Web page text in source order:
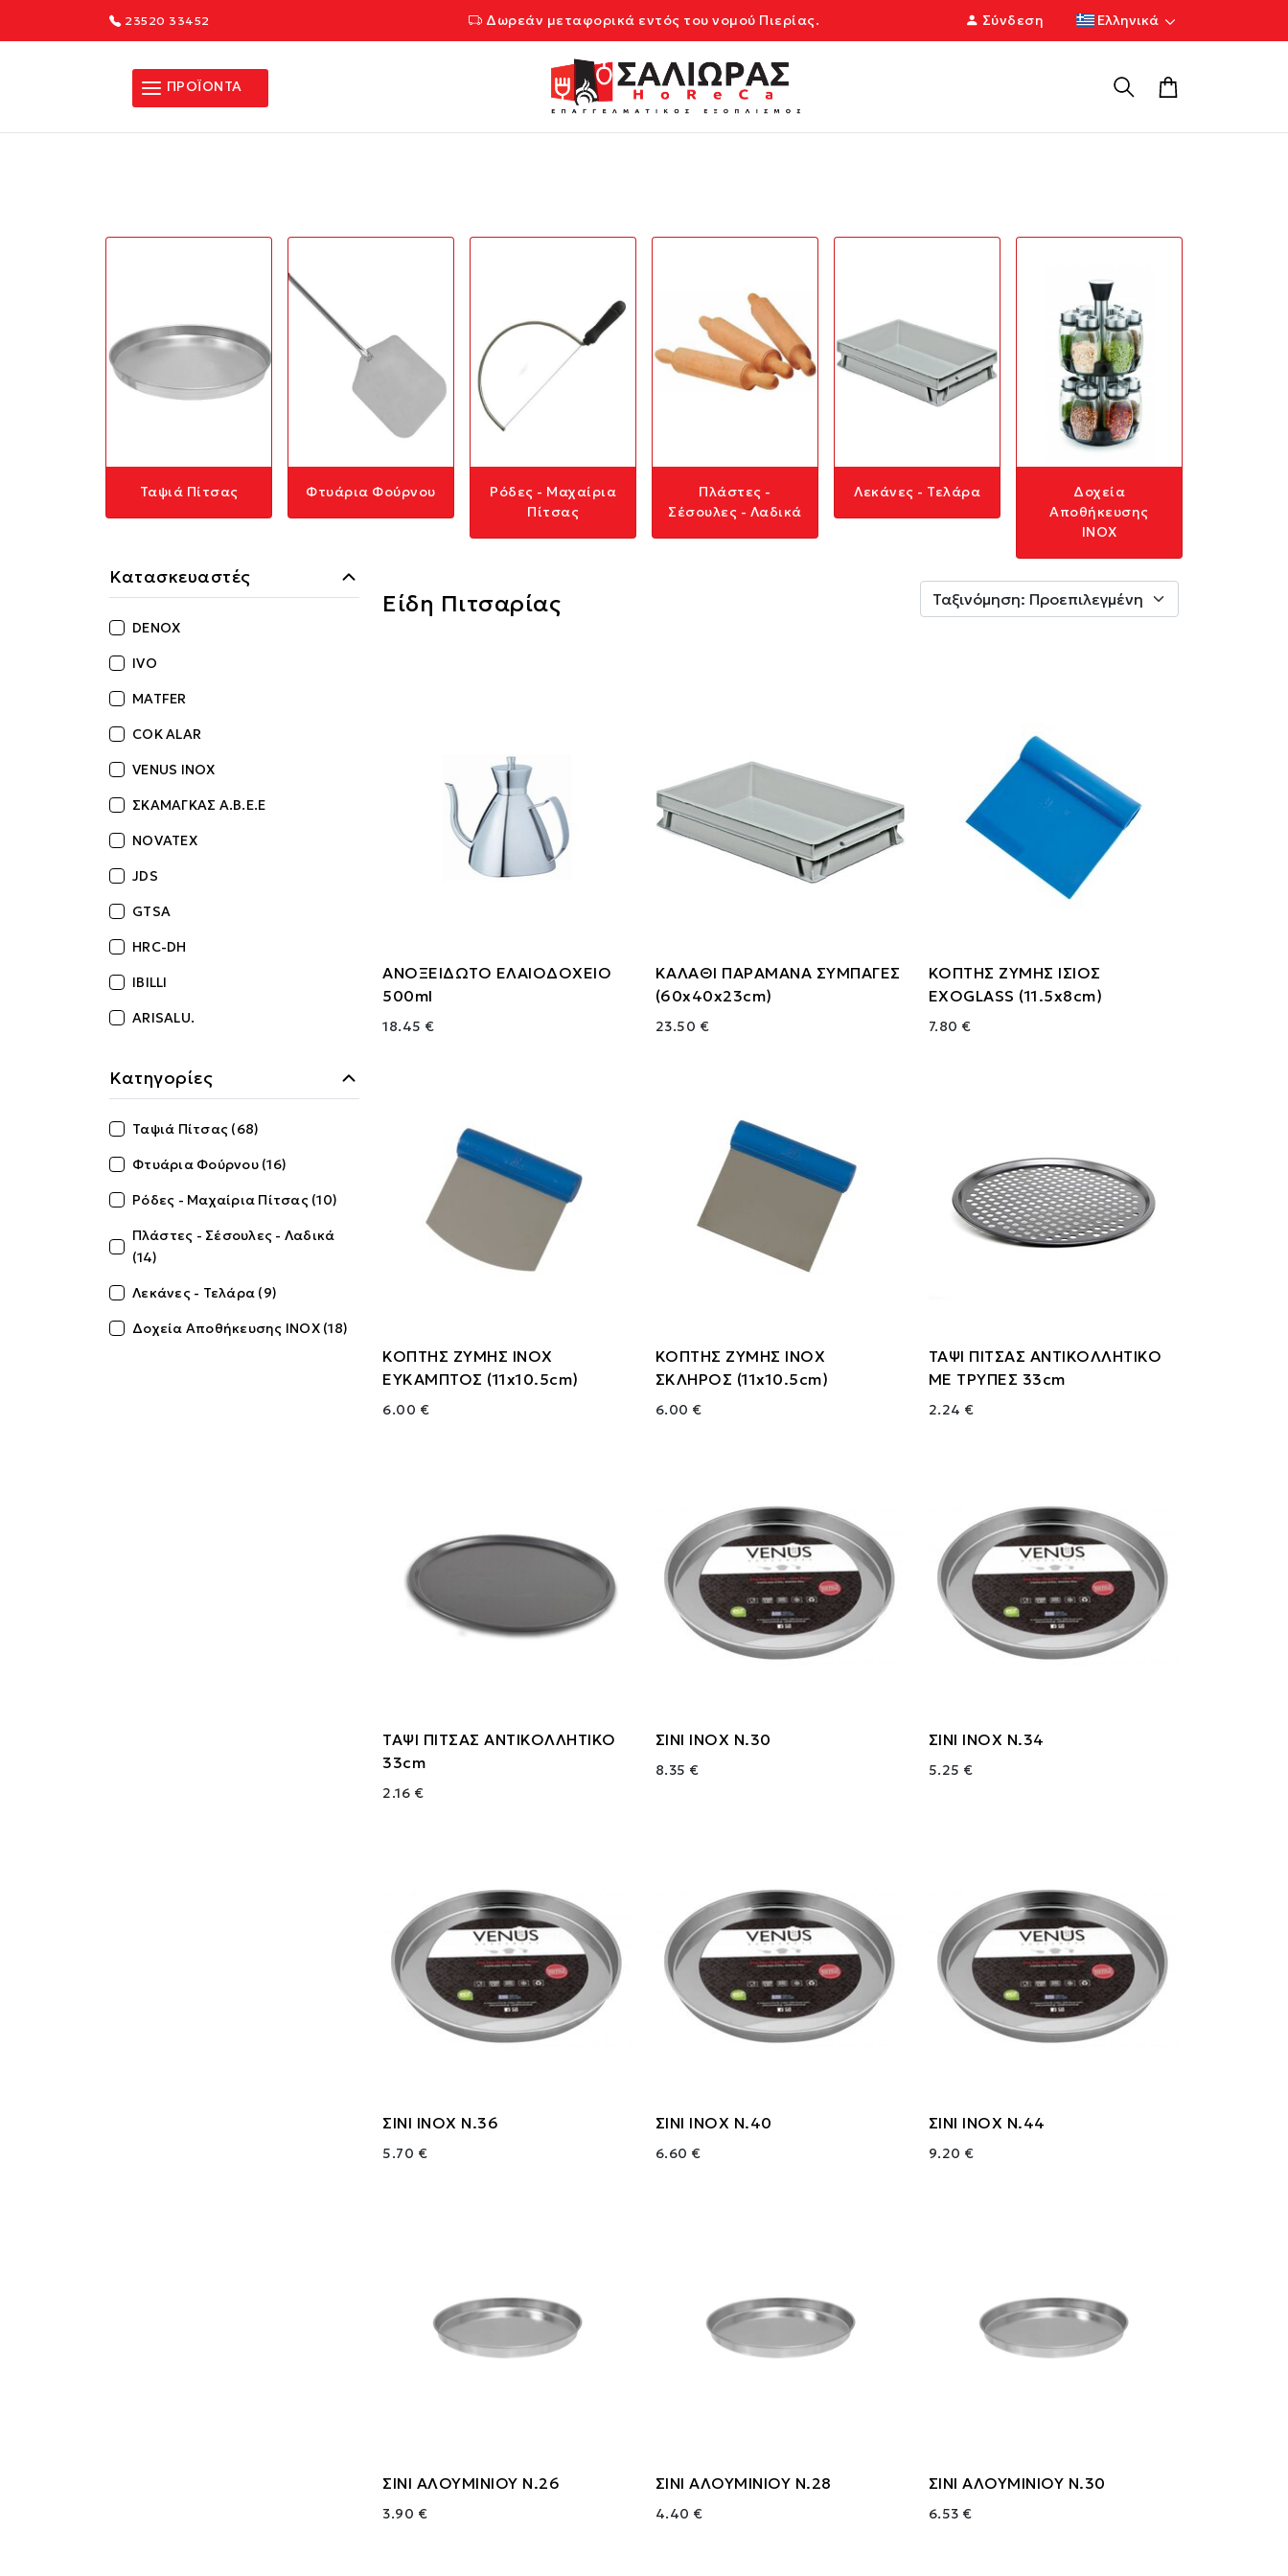
23520 33452 Δωρεάν μεταφορικά εντός του νομού Πιερίας. Σύνδεση Ελληνικά
ΠΡΟΪΟΝΤΑ
Ταψιά Πίτσας Φτυάρια Φούρνου
Ρόδες - Μαχαίρια
Πίτσας
Πλάστες -
Σέσουλες - Λαδικά
Λεκάνες - Τελάρα
Δοχεία
Αποθήκευσης
INOX
Είδη Πιτσαρίας
ΑΝΟΞΕΙΔΩΤΟ ΕΛΑΙΟΔΟΧΕΙΟ
500ml
18.45 €
ΚΑΛΑΘΙ ΠΑΡΑΜΑΝΑ ΣΥΜΠΑΓΕΣ
(60x40x23cm)
23.50 €
ΚΟΠΤΗΣ ΖΥΜΗΣ ΙΣΙΟΣ
EXOGLASS (11.5x8cm)
7.80 €
ΚΟΠΤΗΣ ΖΥΜΗΣ ΙΝΟΧ
ΕΥΚΑΜΠΤΟΣ (11x10.5cm)
6.00 €
ΚΟΠΤΗΣ ΖΥΜΗΣ ΙΝΟΧ
ΣΚΛΗΡΟΣ (11x10.5cm)
6.00 €
ΤΑΨΙ ΠΙΤΣΑΣ ΑΝΤΙΚΟΛΛΗΤΙΚΟ
ΜΕ ΤΡΥΠΕΣ 33cm
2.24 €
ΤΑΨΙ ΠΙΤΣΑΣ ΑΝΤΙΚΟΛΛΗΤΙΚΟ
33cm
2.16 €
ΣΙΝΙ ΙΝΟΧ Ν.30
8.35 €
ΣΙΝΙ ΙΝΟΧ Ν.34
5.25 €
ΣΙΝΙ ΙΝΟΧ Ν.36
5.70 €
ΣΙΝΙ INOX Ν.40
6.60 €
ΣΙΝΙ ΙΝΟΧ Ν.44
9.20 €
ΣΙΝΙ ΑΛΟΥΜΙΝΙΟΥ Ν.26
3.90 €
ΣΙΝΙ ΑΛΟΥΜΙΝΙΟΥ Ν.28
4.40 €
ΣΙΝΙ ΑΛΟΥΜΙΝΙΟΥ Ν.30
6.53 €
Κατασκευαστές
DENOX
IVO
MATFER
COK ALAR
VENUS INOX
ΣΚΑΜΑΓΚΑΣ Α.Β.Ε.Ε
NOVATEX
JDS
GTSA
HRC-DH
IBILLI
ARISALU.
Κατηγορίες
Ταψιά Πίτσας (68)
Φτυάρια Φούρνου (16)
Ρόδες - Μαχαίρια Πίτσας (10)
Πλάστες - Σέσουλες - Λαδικά
(14)
Λεκάνες - Τελάρα (9)
Δοχεία Αποθήκευσης INOX (18)